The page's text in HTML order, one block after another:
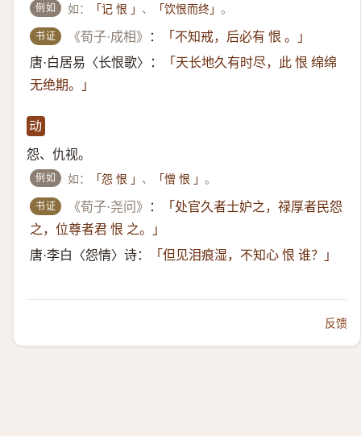
例如 如： 「记 恨 」 、 「饮恨而终」。
书证 《荀子·成相》 ：
「不知戒，后必有 恨 。」
唐·白居易〈长恨歌〉：
「天长地久有时尽，此 恨 绵绵
无绝期。」
动
怨、仇视。
例如 如： 「怨 恨 」 、 「憎 恨 」。
书证 《荀子·尧问》 ：
「处官久者士妒之，禄厚者民怨
之，位尊者君 恨 之。」
唐·李白〈怨情〉诗：
「但见泪痕湿，不知心 恨 谁？」
反馈